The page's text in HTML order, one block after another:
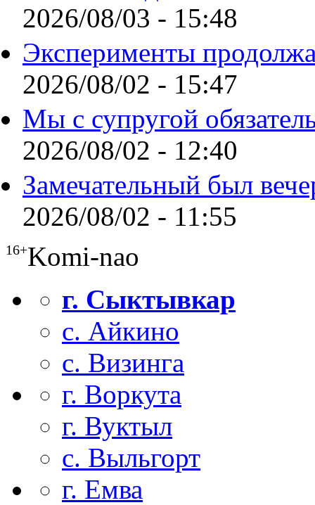
2026/08/03 - 15:48
Эксперименты
2026/08/02 - 15:47
Мы с супругой
2026/08/02 - 12:40
Замечательный был
2026/08/02 - 11:55
16+Komi-nao
г. Сыктывкар
с. Айкино
с. Визинга
г. Воркута
г. Вуктыл
с. Выльгорт
г. Емва